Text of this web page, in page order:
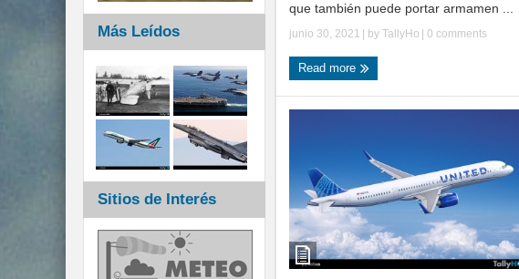
que también puede portar armamen ...
junio 30, 2021 | by TallyHo 0 comments
Read more
Más Leídos
Sitios de Interés